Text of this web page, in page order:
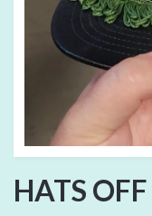
HATS